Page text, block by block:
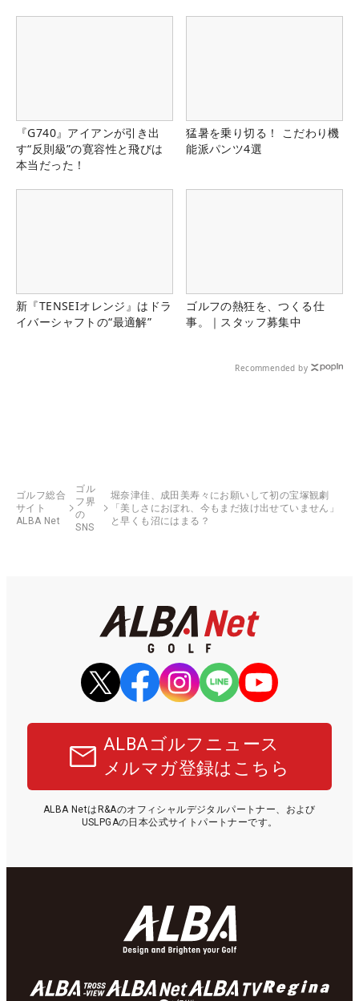
『G740』アイアンが引き出
す“反則級”の寛容性と飛びは
本当だった！
猛暑を乗り切る！ こだわり機
能派パンツ4選
新『TENSEIオレンジ』はドラ
イバーシャフトの“最適解”
ゴルフの熱狂を、つくる仕
事。｜スタッフ募集中
Recommended by
ゴルフ総合
サイト
ALBA Net
ゴル
フ界
の
SNS
堀奈津佳、成田美寿々にお願いして初の宝塚観劇
「美しさにおぼれ、今もまだ抜け出せていません」
と早くも沼にはまる？
ALBAゴルフニュース
メルマガ登録はこちら
ALBA NetはR&Aのオフィシャルデジタルパートナー、および
USLPGAの日本公式サイトパートナーです。